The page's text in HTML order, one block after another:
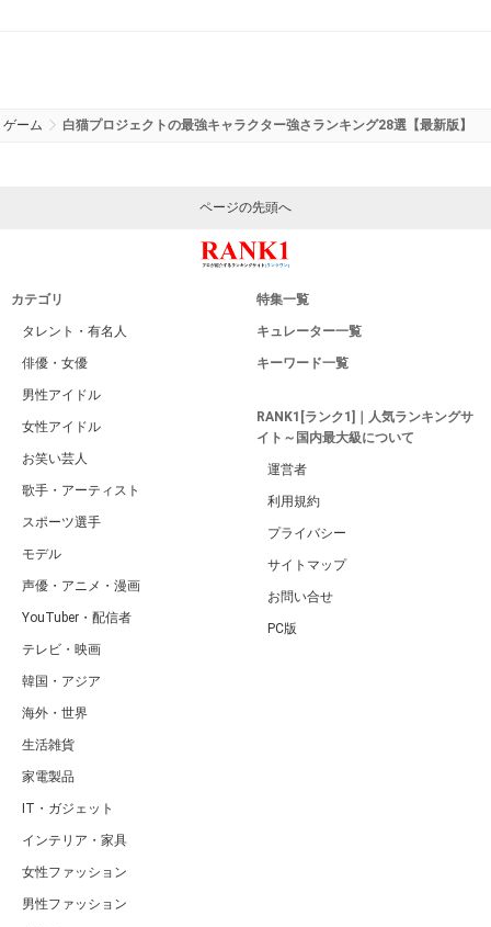
ゲーム 白猫プロジェクトの最強キャラクター強さランキング28選【最新版】
ページの先頭へ
カテゴリ
タレント・有名人
俳優・女優
男性アイドル
女性アイドル
お笑い芸人
歌手・アーティスト
スポーツ選手
モデル
声優・アニメ・漫画
YouTuber・配信者
テレビ・映画
韓国・アジア
海外・世界
生活雑貨
家電製品
IT・ガジェット
インテリア・家具
女性ファッション
男性ファッション
特集一覧
キュレーター一覧
キーワード一覧
RANK1[ランク1]｜人気ランキングサ
イト～国内最大級について
運営者
利用規約
プライバシー
サイトマップ
お問い合せ
PC版